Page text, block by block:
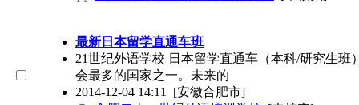
最新日本留学直通车班
21世纪外语学校 日本留学直通车（本科/研究生
会最多的国家之一。未来的
2014-12-04 14:11 [安徽合肥市]